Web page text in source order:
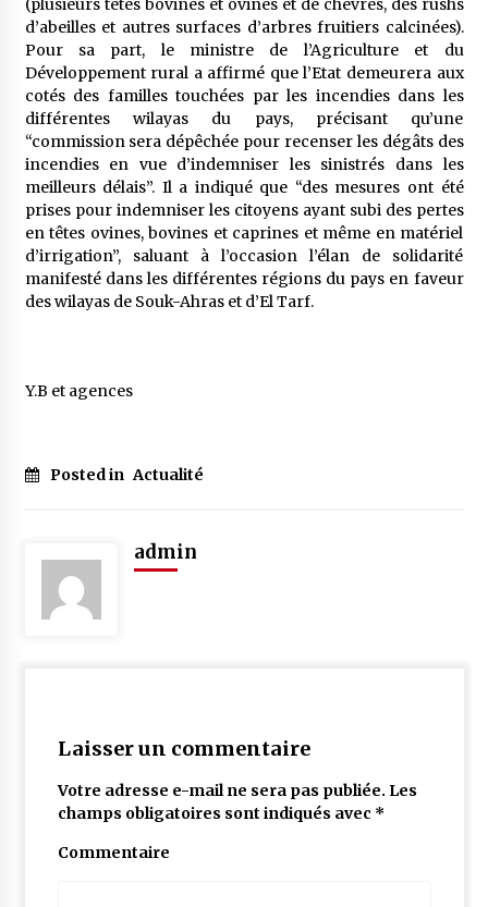
(plusieurs têtes bovines et ovines et de chèvres, des rushs
d’abeilles et autres surfaces d’arbres fruitiers calcinées).
Pour sa part, le ministre de l’Agriculture et du
Développement rural a affirmé que l’Etat demeurera aux
cotés des familles touchées par les incendies dans les
différentes wilayas du pays, précisant qu’une
“commission sera dépêchée pour recenser les dégâts des
incendies en vue d’indemniser les sinistrés dans les
meilleurs délais”. Il a indiqué que “des mesures ont été
prises pour indemniser les citoyens ayant subi des pertes
en têtes ovines, bovines et caprines et même en matériel
d’irrigation”, saluant à l’occasion l’élan de solidarité
manifesté dans les différentes régions du pays en faveur
des wilayas de Souk-Ahras et d’El Tarf.
Y.B et agences
Posted in Actualité
admin
Laisser un commentaire
Votre adresse e-mail ne sera pas publiée. Les
champs obligatoires sont indiqués avec *
Commentaire